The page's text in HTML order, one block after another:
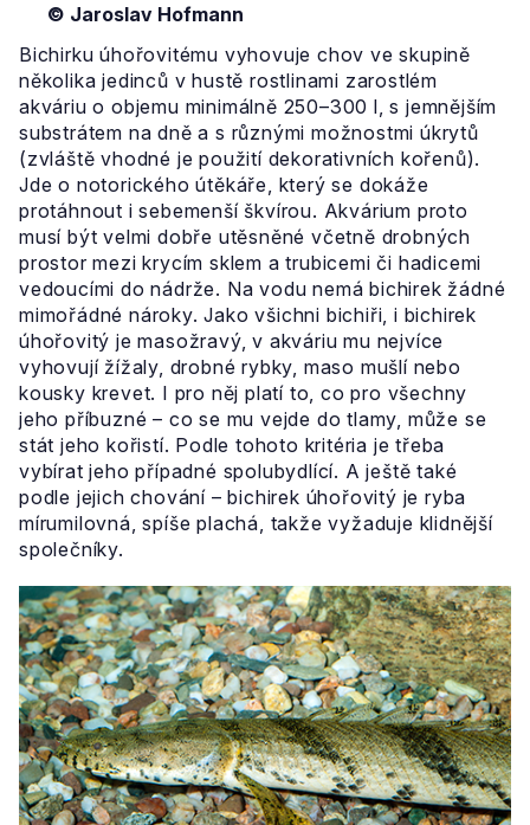
© Jaroslav Hofmann
Bichirku úhořovitému vyhovuje chov ve skupině
několika jedinců v hustě rostlinami zarostlém
akváriu o objemu minimálně 250–300 l, s jemnějším
substrátem na dně a s různými možnostmi úkrytů
(zvláště vhodné je použití dekorativních kořenů).
Jde o notorického útěkáře, který se dokáže
protáhnout i sebemenší škvírou. Akvárium proto
musí být velmi dobře utěsněné včetně drobných
prostor mezi krycím sklem a trubicemi či hadicemi
vedoucími do nádrže. Na vodu nemá bichirek žádné
mimořádné nároky. Jako všichni bichiři, i bichirek
úhořovitý je masožravý, v akváriu mu nejvíce
vyhovují žížaly, drobné rybky, maso mušlí nebo
kousky krevet. I pro něj platí to, co pro všechny
jeho příbuzné – co se mu vejde do tlamy, může se
stát jeho kořistí. Podle tohoto kritéria je třeba
vybírat jeho případné spolubydlící. A ještě také
podle jejich chování – bichirek úhořovitý je ryba
mírumilovná, spíše plachá, takže vyžaduje klidnější
společníky.